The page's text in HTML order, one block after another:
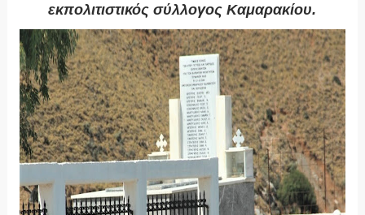
εκπολιτιστικός σύλλογος Καμαρακίου.